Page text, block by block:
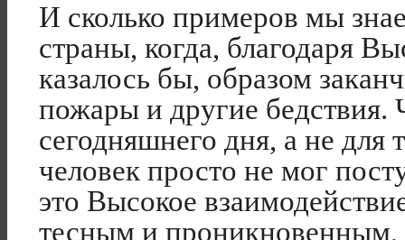
И сколько примеров мы
страны, когда, благодаря
казалось бы, образом
пожары и другие
сегодняшнего дня, а не для
человек просто не мог
это Высокое
тесным и